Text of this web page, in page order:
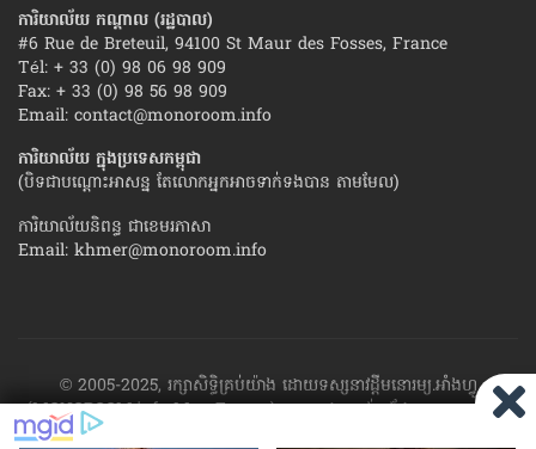
ការិយាល័យ កណ្ដាល (រដ្ឋបាល)
#6 Rue de Breteuil, 94100 St Maur des Fosses, France
Tél: + 33 (0) 98 06 98 909
Fax: + 33 (0) 98 56 98 909
Email: contact@monoroom.info
ការិយាល័យ ក្នុង​ប្រទេស​កម្ពុជា
(បិទជាបណ្ដោះអាសន្ន តែលោកអ្នកអាចទាក់ទងបាន តាមមែល)
ការិយាល័យនិពន្ធ ជាខេមរភាសា
Email: khmer@monoroom.info
© 2005-2025, រក្សាសិទ្ធិគ្រប់យ៉ាង ដោយទស្សនាវដ្ដី​មនោរម្យ.អាំងហ្វូ
(MONOROOM.info Mag France)។ ហាម​ដក​ស្រង់​នូវ​ផ្នែក​ណា​មួយ​ ឬ​ផ្នែក​
ទាំង​អស់ ​នៃ​ការ​ផ្សាយ​របស់​ទស្សនាវដ្ដី​​មនោរម្យ.អាំងហ្វូ យក​ទៅ​​បោះពុម្ព នៅ